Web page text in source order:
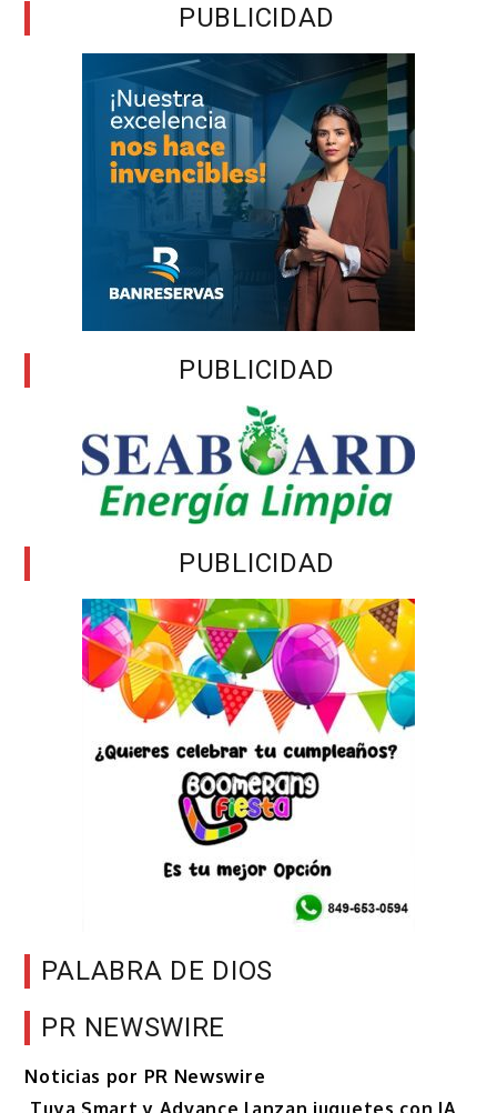
PUBLICIDAD
PUBLICIDAD
PUBLICIDAD
PALABRA DE DIOS
PR NEWSWIRE
Noticias por PR Newswire
Tuya Smart y Advance lanzan juguetes con IA